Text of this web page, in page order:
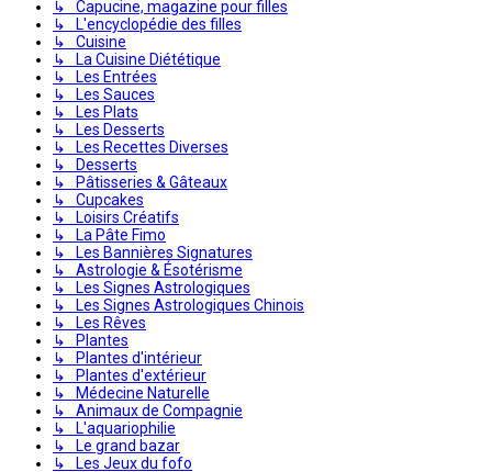
↳ Capucine, magazine pour filles
↳ L'encyclopédie des filles
↳ Cuisine
↳ La Cuisine Diététique
↳ Les Entrées
↳ Les Sauces
↳ Les Plats
↳ Les Desserts
↳ Les Recettes Diverses
↳ Desserts
↳ Pâtisseries & Gâteaux
↳ Cupcakes
↳ Loisirs Créatifs
↳ La Pâte Fimo
↳ Les Bannières Signatures
↳ Astrologie & Ésotérisme
↳ Les Signes Astrologiques
↳ Les Signes Astrologiques Chinois
↳ Les Rêves
↳ Plantes
↳ Plantes d'intérieur
↳ Plantes d'extérieur
↳ Médecine Naturelle
↳ Animaux de Compagnie
↳ L'aquariophilie
↳ Le grand bazar
↳ Les Jeux du fofo